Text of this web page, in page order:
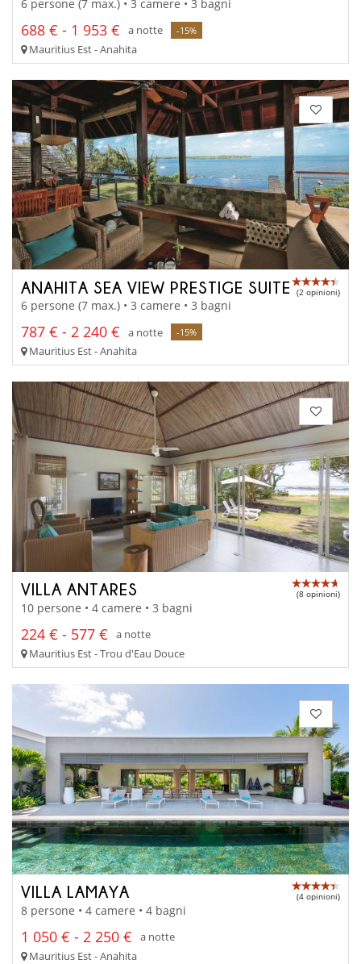
6 persone (7 max.) • 3 camere • 3 bagni
688 € - 1 953 € a notte -15%
Mauritius Est - Anahita
ANAHITA SEA VIEW PRESTIGE SUITE (2 opinioni)
6 persone (7 max.) • 3 camere • 3 bagni
787 € - 2 240 € a notte -15%
Mauritius Est - Anahita
VILLA ANTARES (8 opinioni)
10 persone • 4 camere • 3 bagni
224 € - 577 €
a notte
Mauritius Est - Trou d'Eau Douce
VILLA LAMAYA (4 opinioni)
8 persone • 4 camere • 4 bagni
1 050 € - 2 250 €
a notte
Mauritius Est - Anahita